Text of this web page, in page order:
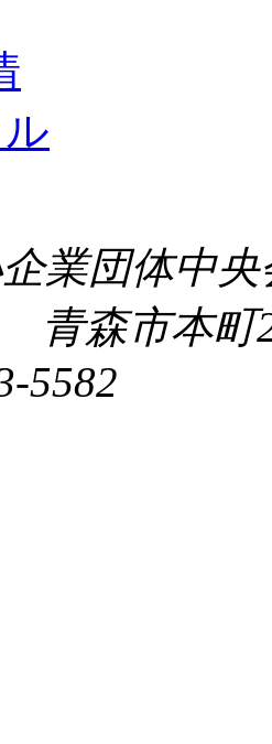
業団体中
青森市本
5582